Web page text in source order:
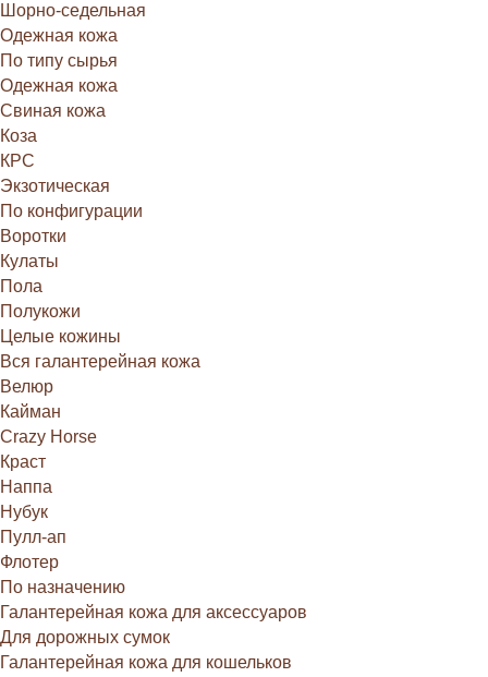
Шорно-седельная
Одежная кожа
По типу сырья
Одежная кожа
Свиная кожа
Коза
КРС
Экзотическая
По конфигурации
Воротки
Кулаты
Пола
Полукожи
Целые кожины
Вся галантерейная кожа
Велюр
Кайман
Crazy Horse
Краст
Наппа
Нубук
Пулл-ап
Флотер
По назначению
Галантерейная кожа для аксессуаров
Для дорожных сумок
Галантерейная кожа для кошельков